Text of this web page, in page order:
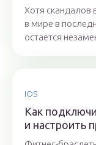
Хотя скандалов
в мире в
остается
IOS
Как
и настроить